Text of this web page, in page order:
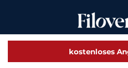
kostenloses